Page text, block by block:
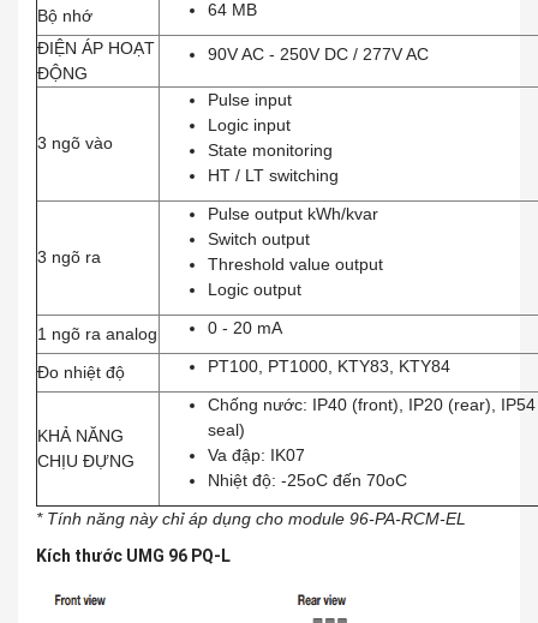
Bộ nhớ
64 MB
ĐIỆN ÁP HOẠT
ĐỘNG
90V AC - 250V DC / 277V AC
3 ngõ vào
Pulse input
Logic input
State monitoring
HT / LT switching
3 ngõ ra
Pulse output kWh/kvar
Switch output
Threshold value output
Logic output
1 ngõ ra analog 0 - 20 mA
Đo nhiệt độ PT100, PT1000, KTY83, KTY84
KHẢ NĂNG
CHỊU ĐỰNG
Chống nước: IP40 (front), IP20 (rear),
seal)
Va đập: IK07
Nhiệt độ: -25oC đến 70oC
* Tính năng này chỉ áp dụng cho module 96-PA-RCM-EL
Kích thước UMG 96 PQ-L